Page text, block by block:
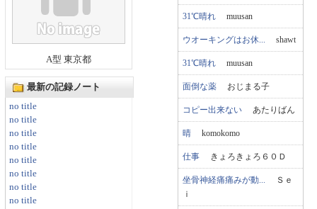
A型 東京都
最新の記録ノート
no title
no title
no title
no title
no title
no title
no title
no title
31℃晴れ muusan
ウオーキングはお休... shawt
31℃晴れ muusan
面倒な薬 おじまる子
コピー出来ない あたりばん
晴 komokomo
仕事 きょろきょろ６０Ｄ
坐骨神経痛痛みが動... Ｓｅ
ｉ